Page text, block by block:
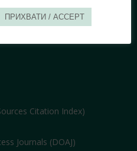
67
Citation Index)
Journals (DOAJ)
ПРИХВАТИ / ACCEPT